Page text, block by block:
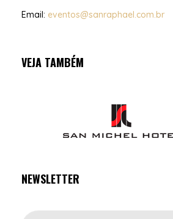
Email: eventos@sanraphael.com.br
VEJA TAMBÉM
NEWSLETTER